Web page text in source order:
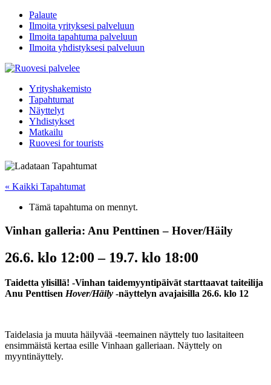
Palaute
Ilmoita yrityksesi palveluun
Ilmoita tapahtuma palveluun
Ilmoita yhdistyksesi palveluun
Yrityshakemisto
Tapahtumat
Näyttelyt
Yhdistykset
Matkailu
Ruovesi for tourists
« Kaikki Tapahtumat
Tämä tapahtuma on mennyt.
Vinhan galleria: Anu Penttinen – Hover/Häily
26.6. klo 12:00 – 19.7. klo 18:00
Taidetta ylisillä! -Vinhan taidemyyntipäivät starttaavat taiteilija
Anu Penttisen Hover/Häily -näyttelyn avajaisilla 26.6. klo 12
Taidelasia ja muuta häilyvää -teemainen näyttely tuo lasitaiteen
ensimmäistä kertaa esille Vinhaan galleriaan. Näyttely on
myyntinäyttely.